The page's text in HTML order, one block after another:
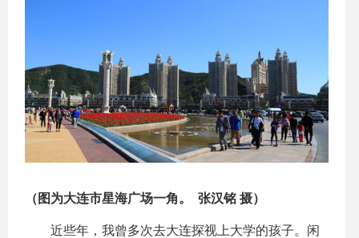
（图为大连市星海广场一角。 张汉铭 摄）
近些年，我曾多次去大连探视上大学的孩子。闲